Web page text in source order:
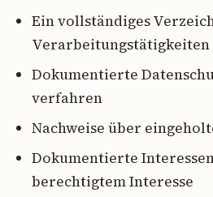
Ein vollständiges
Verarbeitungstätigkeiten
Dokumentierte
verfahren
Nachweise über
Dokumentierte
berechtigtem Interesse